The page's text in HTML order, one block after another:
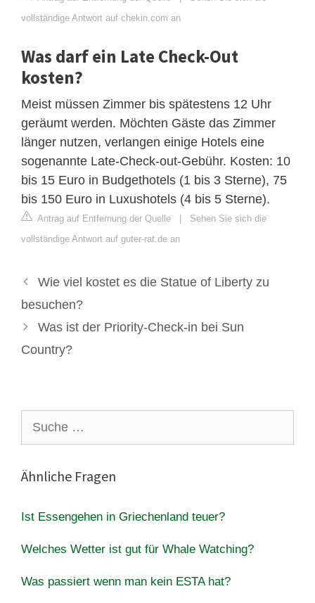
vollständige Antwort auf chekin.com an
Was darf ein Late Check-Out
kosten?
Meist müssen Zimmer bis spätestens 12 Uhr
geräumt werden. Möchten Gäste das Zimmer
länger nutzen, verlangen einige Hotels eine
sogenannte Late-Check-out-Gebühr. Kosten: 10
bis 15 Euro in Budgethotels (1 bis 3 Sterne), 75
bis 150 Euro in Luxushotels (4 bis 5 Sterne).
Antrag auf Entfernung der Quelle | Sehen Sie sich die
vollständige Antwort auf guter-rat.de an
Wie viel kostet es die Statue of Liberty zu
besuchen?
Was ist der Priority-Check-in bei Sun
Country?
nach:
Ähnliche Fragen
Ist Essengehen in Griechenland teuer?
Welches Wetter ist gut für Whale Watching?
Was passiert wenn man kein ESTA hat?